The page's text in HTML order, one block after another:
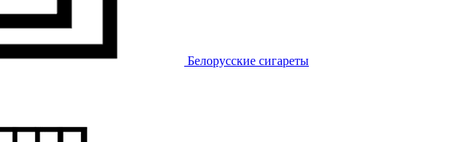
Белорусские сигареты